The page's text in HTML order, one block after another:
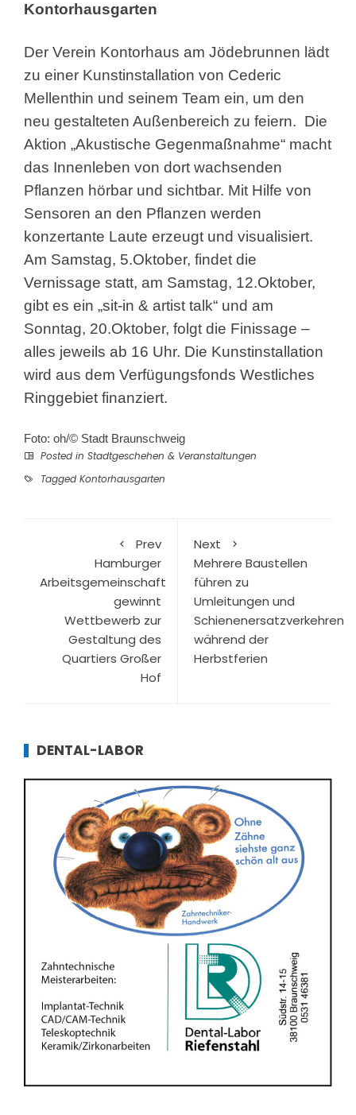
Kontorhausgarten
Der Verein Kontorhaus am Jödebrunnen lädt
zu einer Kunstinstallation von Cederic
Mellenthin und seinem Team ein, um den
neu gestalteten Außenbereich zu feiern. Die
Aktion „Akustische Gegenmaßnahme“ macht
das Innenleben von dort wachsenden
Pflanzen hörbar und sichtbar. Mit Hilfe von
Sensoren an den Pflanzen werden
konzertante Laute erzeugt und visualisiert.
Am Samstag, 5.Oktober, findet die
Vernissage statt, am Samstag, 12.Oktober,
gibt es ein „sit-in & artist talk“ und am
Sonntag, 20.Oktober, folgt die Finissage –
alles jeweils ab 16 Uhr. Die Kunstinstallation
wird aus dem Verfügungsfonds Westliches
Ringgebiet finanziert.
Foto: oh/© Stadt Braunschweig
Posted in Stadtgeschehen & Veranstaltungen
Tagged Kontorhausgarten
Prev
Hamburger
Arbeitsgemeinschaft
gewinnt
Wettbewerb zur
Gestaltung des
Quartiers Großer
Hof
Next
Mehrere Baustellen
führen zu
Umleitungen und
Schienenersatzverkehren
während der
Herbstferien
DENTAL-LABOR